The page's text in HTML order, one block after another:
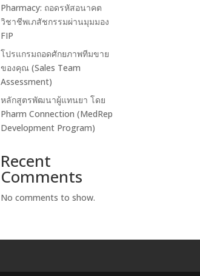
Pharmacy: ถอดรหัสอนาคต
วิชาชีพเภสัชกรรมผ่านมุมมอง
FIP
โปรแกรมถอดศักยภาพทีมขาย
ของคุณ (Sales Team
Assessment)
หลักสูตรพัฒนาผู้แทนยา โดย
Pharm Connection (MedRep
Development Program)
Recent
Comments
No comments to show.